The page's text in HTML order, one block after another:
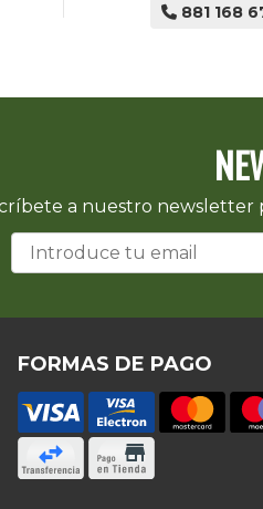
881 168
a nuestro newsletter
FORMAS DE PAGO